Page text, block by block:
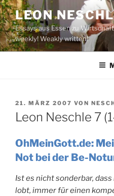
Zum
Inhalt
springen
LEON
Essays aus Essen zu
weekly! Weakly written!
VERÖFFENTLICHT
AM
21. MÄRZ 2007 VON
Leon Neschle 7
OhMeinGott.de:
Not bei der Be-
Ist es nicht sonderbar,
lobt, immer für einen